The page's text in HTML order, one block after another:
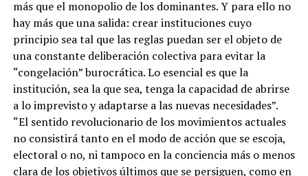
más que el monopolio de los dominantes. Y para ello no
hay más que una salida: crear instituciones cuyo
principio sea tal que las reglas puedan ser el objeto de
una constante deliberación colectiva para evitar la
“congelación” burocrática. Lo esencial es que la
institución, sea la que sea, tenga la capacidad de abrirse
a lo imprevisto y adaptarse a las nuevas necesidades”.
“El sentido revolucionario de los movimientos actuales
no consistirá tanto en el modo de acción que se escoja,
electoral o no, ni tampoco en la conciencia más o menos
clara de los objetivos últimos que se persiguen, como en